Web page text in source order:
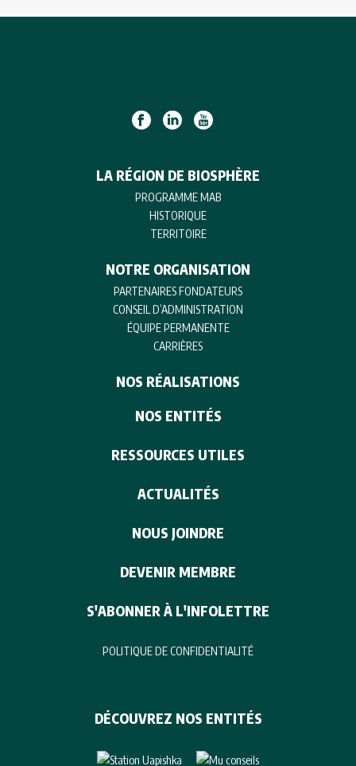
LA RÉGION DE BIOSPHÈRE
PROGRAMME MAB
HISTORIQUE
TERRITOIRE
NOTRE ORGANISATION
PARTENAIRES FONDATEURS
CONSEIL D’ADMINISTRATION
ÉQUIPE PERMANENTE
CARRIÈRES
NOS RÉALISATIONS
NOS ENTITÉS
RESSOURCES UTILES
ACTUALITÉS
NOUS JOINDRE
DEVENIR MEMBRE
S'ABONNER À L'INFOLETTRE
POLITIQUE DE CONFIDENTIALITÉ
DÉCOUVREZ NOS ENTITÉS